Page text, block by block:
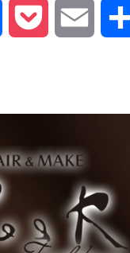
FacebookPocket Email